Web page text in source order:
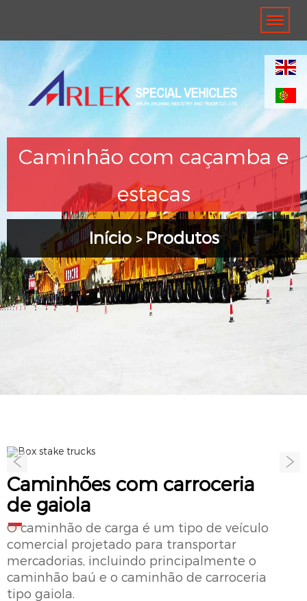
Caminhão com caçamba e
estacas
Início Produtos
Caminhões com carroceria
de gaiola
O caminhão de carga é um tipo de veículo
comercial projetado para transportar
mercadorias, incluindo principalmente o
caminhão baú e o caminhão de carroceria
tipo gaiola.